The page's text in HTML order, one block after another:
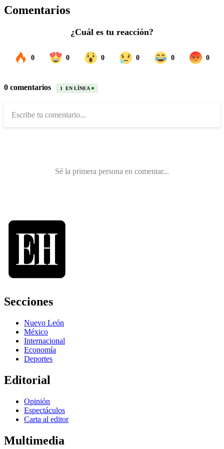
Comentarios
Secciones
Nuevo León
México
Internacional
Economía
Deportes
Editorial
Opinión
Espectáculos
Carta al editor
Multimedia